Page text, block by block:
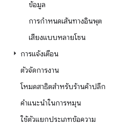
ข้อมูล
การกำหนดเส้นทางอินพุต
เสียงแบบหลายโซน
การแจ้งเตือน
ตัวจัดการงาน
โหมดสาธิตสำหรับร้านค้าปลีก
คำแนะนำในการหมุน
ใช้ตัวแยกประเภทข้อความ